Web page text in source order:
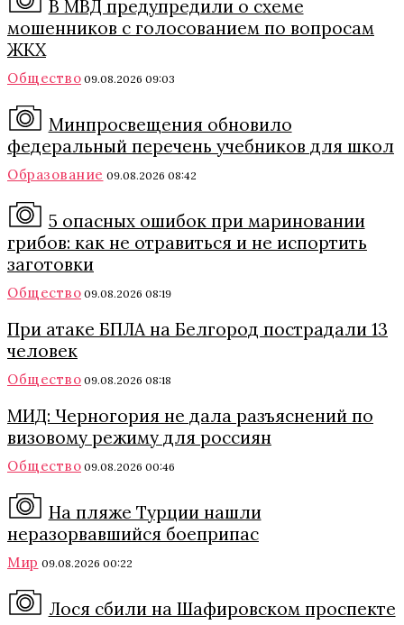
В МВД предупредили о схеме
мошенников с голосованием по вопросам
ЖКХ
Общество 09.08.2026 09:03
Минпросвещения обновило
федеральный перечень учебников для школ
Образование 09.08.2026 08:42
5 опасных ошибок при мариновании
грибов: как не отравиться и не испортить
заготовки
Общество 09.08.2026 08:19
При атаке БПЛА на Белгород пострадали 13
человек
Общество 09.08.2026 08:18
МИД: Черногория не дала разъяснений по
визовому режиму для россиян
Общество 09.08.2026 00:46
На пляже Турции нашли
неразорвавшийся боеприпас
Мир 09.08.2026 00:22
Лося сбили на Шафировском проспекте